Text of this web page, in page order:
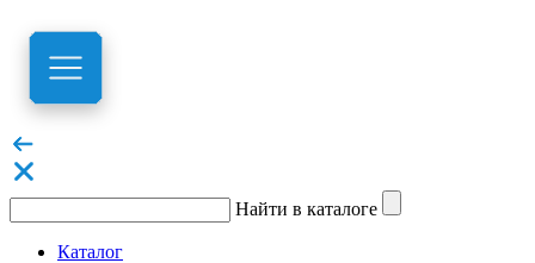
Найти в каталоге
Каталог